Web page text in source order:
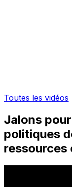
Toutes les vidéos
Jalons
politiques
ressources